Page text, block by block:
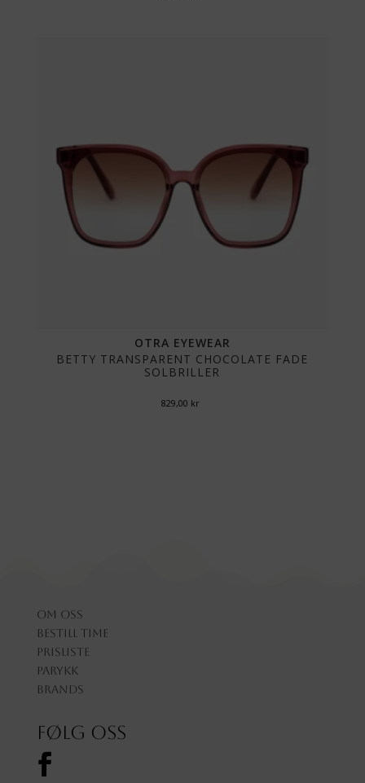
OTRA EYEWEAR
BETTY TRANSPARENT CHOCOLATE FADE
SOLBRILLER
829,00 kr
Om oss
Bestill time
Prisliste
Parykk
Brands
Følg oss